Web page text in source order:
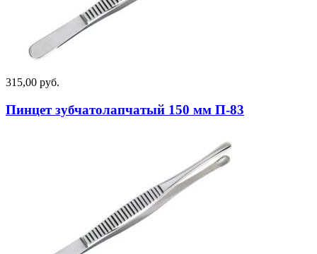
315,00 руб.
Пинцет зубчатолапчатый 150 мм П-83